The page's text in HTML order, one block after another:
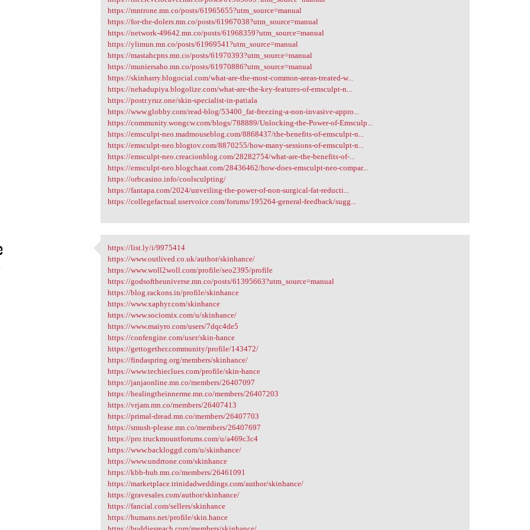
https://mntrone.mn.co/posts/61965655?utm_source=manual
https://for-the-dolers.mn.co/posts/61967038?utm_source=manual
https://network-49642.mn.co/posts/61968359?utm_source=manual
https://ylimun.mn.co/posts/61969541?utm_source=manual
https://mastahcpns.mn.co/posts/61970393?utm_source=manual
https://muniersaho.mn.co/posts/61970886?utm_source=manual
https://skinharry.blogocial.com/what-are-the-most-common-areas-treated-w...
https://nehadupiya.blogolize.com/what-are-the-key-features-of-emsculpt-n...
https://postr.yruz.one/skin-specialist-in-patiala
https://www.globhy.com/read-blog/53400_fat-freezing-a-non-invasive-appro...
https://community.wongcw.com/blogs/788889/Unlocking-the-Power-of-Emsculp...
https://emsculpt-neo.madmouseblog.com/8868437/the-benefits-of-emsculpt-n...
https://emsculpt-neo.blogtov.com/8870255/how-many-sessions-of-emsculpt-n...
https://emsculpt-neo.creacionblog.com/28282754/what-are-the-benefits-of-...
https://emsculpt-neo.blogchaat.com/28436462/how-does-emsculpt-neo-compar...
https://orbcasino.info/coolsculpting/
https://fantapa.com/2024/unveiling-the-power-of-non-surgical-fat-reducti...
https://collegefactual.uservoice.com/forums/195264-general-feedback/sugg...
https://list.ly/i/9975414
https://list.ly/i/9975414
https://www.outlived.co.uk/author/skinhance/
https://www.woll2woll.com/profile/seo2395/profile
https://godsoftheuniverse.mn.co/posts/61395663?utm_source=manual
https://blog.rackons.in/profile/skinhance
https://www.xaphyr.com/skinhance
https://www.sociomix.com/u/skinhance/
https://www.maiyro.com/users/7dqc4de5
https://confengine.com/user/skin-hance
https://gettogether.community/profile/143472/
https://findaspring.org/members/skinhance/
https://www.techieclues.com/profile/skin-hance
https://janjaonline.mn.co/members/26407097
https://healingtheinnerme.mn.co/members/26407203
https://vrjam.mn.co/members/26407413
https://primal-dread.mn.co/members/26407703
https://smush-please.mn.co/members/26407697
https://pro.truckmountforums.com/u/a469c3c4
https://www.backloggd.com/u/skinhance/
https://www.undrtone.com/skinhance
https://kbb-hub.mn.co/members/26461091
https://marketplace.trinidadweddings.com/author/skinhance/
https://gravesales.com/author/skinhance/
https://fancial.com/sellers/skinhance
https://humans.net/profile/skin.hance